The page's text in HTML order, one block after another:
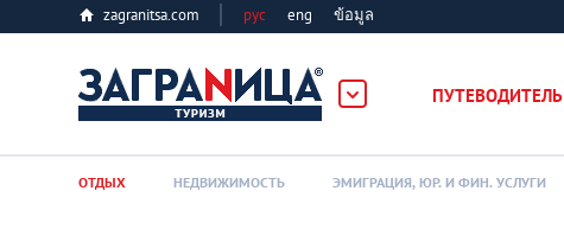
zagranitsa.com рус eng ข้อมูล
ПУТЕВОДИТЕЛЬ
ОТДЫХ НЕДВИЖИМОСТЬ ЭМИГРАЦИЯ, ЮР. И ФИН. УСЛУГИ